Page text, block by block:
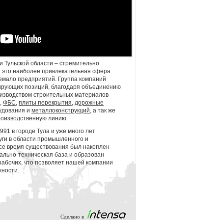
Тульской области – стремительно
наиболее привлекательная сфера
предприятий. Группа компаний
позиций, благодаря объединению
строительных материалов
, ФБС, плиты перекрытия, дорожные
и металлоконструкций, а так же
линию.
в городе Тула и уже много лет
в области промышленного и
время существования был накоплен
техническая база и образован
что позволяет нашей компании
Сделано в